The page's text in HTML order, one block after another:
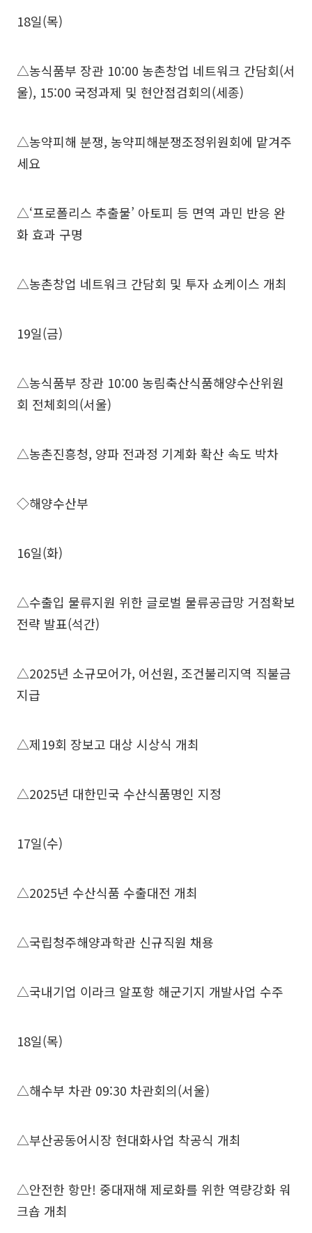
18일(목)
△농식품부 장관 10:00 농촌창업 네트워크 간담회(서
울), 15:00 국정과제 및 현안점검회의(세종)
△농약피해 분쟁, 농약피해분쟁조정위원회에 맡겨주
세요
△‘프로폴리스 추출물’ 아토피 등 면역 과민 반응 완
화 효과 구명
△농촌창업 네트워크 간담회 및 투자 쇼케이스 개최
19일(금)
△농식품부 장관 10:00 농림축산식품해양수산위원
회 전체회의(서울)
△농촌진흥청, 양파 전과정 기계화 확산 속도 박차
◇해양수산부
16일(화)
△수출입 물류지원 위한 글로벌 물류공급망 거점확보
전략 발표(석간)
△2025년 소규모어가, 어선원, 조건불리지역 직불금
지급
△제19회 장보고 대상 시상식 개최
△2025년 대한민국 수산식품명인 지정
17일(수)
△2025년 수산식품 수출대전 개최
△국립청주해양과학관 신규직원 채용
△국내기업 이라크 알포항 해군기지 개발사업 수주
18일(목)
△해수부 차관 09:30 차관회의(서울)
△부산공동어시장 현대화사업 착공식 개최
△안전한 항만! 중대재해 제로화를 위한 역량강화 워
크숍 개최